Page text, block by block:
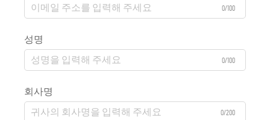
0/100
성명
0/100
회사명
0/200